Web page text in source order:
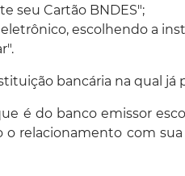
seu Cartão BNDES";
escolhendo a
bancária na qual já
é do banco emissor
relacionamento com